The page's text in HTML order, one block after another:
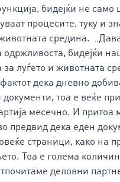
бидејќи не само
процесите, туку и
средина.
бидејќи
за луѓето и животната
дека дневно
документи, тоа е веќе
месечно. И притоа
предвид дека еден
страници, како на
Тоа е голема
деловни